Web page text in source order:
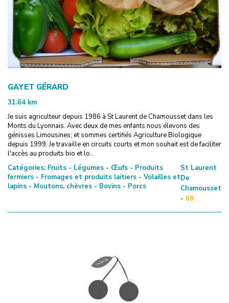
GAYET GÉRARD
31.64 km
Je suis agriculteur depuis 1986 à St Laurent de Chamousset dans les
Monts du Lyonnais. Avec deux de mes enfants nous élevons des
génisses Limousines; et sommes certifiés Agriculture Biologique
depuis 1999. Je travaille en circuits courts et mon souhait est de faciliter
l'accès au produits bio et lo...
Catégories: Fruits - Légumes - Œufs - Produits
fermiers - Fromages et produits laitiers - Volailles et
lapins - Moutons, chèvres - Bovins - Porcs
St Laurent
De
Chamousset
- 69